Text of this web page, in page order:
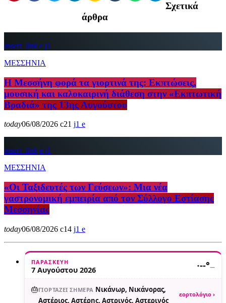
Σχετικά
άρθρα
insert_link
1
ΜΕΣΣΗΝΙΑ
Η Μεσσήνη φορά τα γιορτινά της: Εκπτώσεις,
μουσική και καλοκαιρινή διάθεση στην «Εκπτωτική
Βραδιά» της 13ης Αυγούστου
today06/08/2026 21 1
insert_link
1
ΜΕΣΣΗΝΙΑ
«Οι Ταξιδευτές των Γεύσεων»: Μια νέα
γαστρονομική εμπειρία από τον Σύλλογο Εστίασης
Μεσσηνίας
today06/08/2026 14 1
ΠΑΡΑΣΚΕΥΉ
7 Αυγούστου 2026 ·--°—
🎂ΓΙΟΡΤΆΖΕΙ ΣΉΜΕΡΑ Νικάνωρ, Νικάνορας,
Αστέριος, Αστέρης, Αστρινός, Αστερινός
εορτολόγιο ›